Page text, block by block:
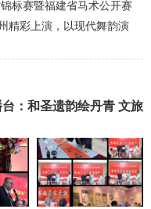
标赛暨福建省马术公开赛
精彩上演，以现代舞韵演
：和圣遗韵绘丹青 文旅